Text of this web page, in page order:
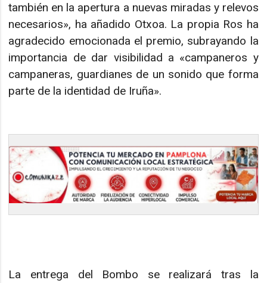
también en la apertura a nuevas miradas y relevos
necesarios», ha añadido Otxoa. La propia Ros ha
agradecido emocionada el premio, subrayando la
importancia de dar visibilidad a «campaneros y
campaneras, guardianes de un sonido que forma
parte de la identidad de Iruña».
La entrega del Bombo se realizará tras la